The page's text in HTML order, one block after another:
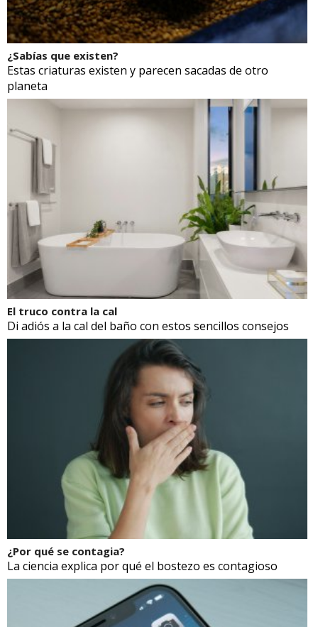
¿Sabías que existen?
Estas criaturas existen y parecen sacadas de otro
planeta
El truco contra la cal
Di adiós a la cal del baño con estos sencillos consejos
¿Por qué se contagia?
La ciencia explica por qué el bostezo es contagioso